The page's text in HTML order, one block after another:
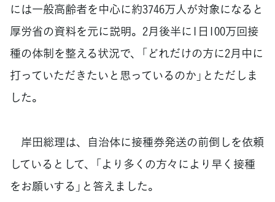
には一般高齢者を中心に約3746万人が対象になると
厚労省の資料を元に説明。2月後半に1日100万回接
種の体制を整える状況で、「どれだけの方に2月中に
打っていただきたいと思っているのか」とただしま
した。
岸田総理は、自治体に接種券発送の前倒しを依頼
しているとして、「より多くの方々により早く接種
をお願いする」と答えました。